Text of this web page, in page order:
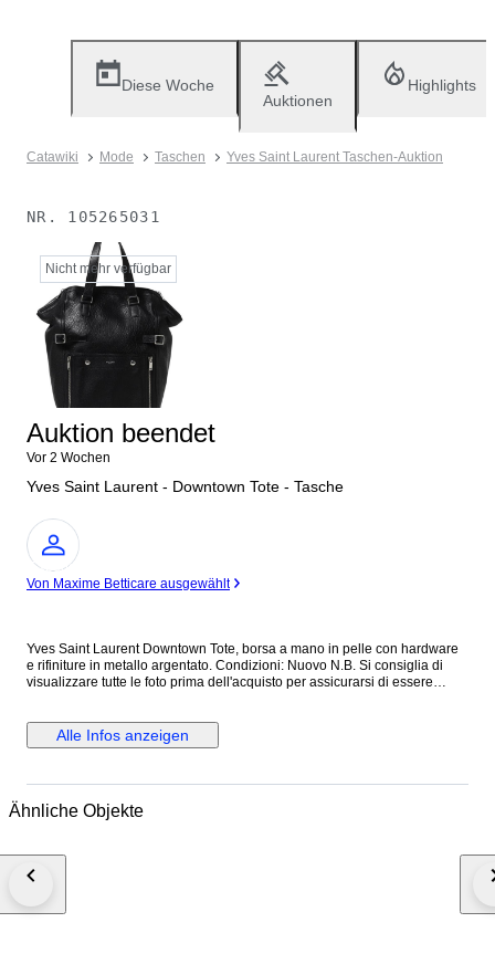
Diese Woche
Auktionen
Highlights
Catawiki Mode Taschen Yves Saint Laurent Taschen-Auktion
NR. 105265031
Nicht mehr verfügbar
Auktion beendet
Vor 2 Wochen
Yves Saint Laurent - Downtown Tote - Tasche
Experte
Von Maxime Betticare ausgewählt
Yves Saint Laurent Downtown Tote, borsa a mano in pelle con hardware
e rifiniture in metallo argentato. Condizioni: Nuovo N.B. Si consiglia di
visualizzare tutte le foto prima dell'acquisto per assicurarsi di essere
INV.1189/25 MAR25145021
Alle Infos anzeigen
Ähnliche Objekte